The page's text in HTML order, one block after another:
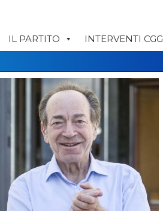
IL PARTITO INTERVENTI CGG